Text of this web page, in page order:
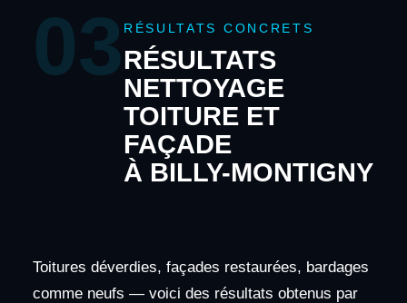
03 RÉSULTATS CONCRETS
RÉSULTATS
NETTOYAGE
TOITURE ET
FAÇADE
À BILLY-MONTIGNY
Toitures déverdies, façades restaurées, bardages
comme neufs — voici des résultats obtenus par